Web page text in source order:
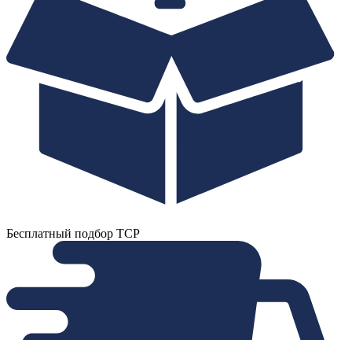
Бесплатный подбор ТСР